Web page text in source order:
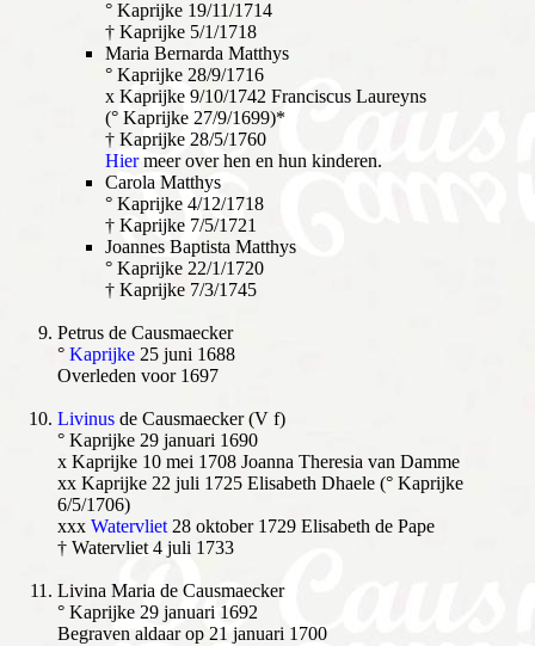
° Kaprijke 19/11/1714
† Kaprijke 5/1/1718
Maria Bernarda Matthys
° Kaprijke 28/9/1716
x Kaprijke 9/10/1742 Franciscus Laureyns
(° Kaprijke 27/9/1699)*
† Kaprijke 28/5/1760
Hiermeer over hen en hun kinderen.
Carola Matthys
° Kaprijke 4/12/1718
† Kaprijke 7/5/1721
Joannes Baptista Matthys
° Kaprijke 22/1/1720
† Kaprijke 7/3/1745
Petrus de Causmaecker
° Kaprijke 25 juni 1688
Overleden voor 1697
Livinus de Causmaecker (V f)
° Kaprijke 29 januari 1690
x Kaprijke 10 mei 1708 Joanna Theresia van Damme
xx Kaprijke 22 juli 1725 Elisabeth Dhaele (° Kaprijke
6/5/1706)
xxx Watervliet 28 oktober 1729 Elisabeth de Pape
† Watervliet 4 juli 1733
Livina Maria de Causmaecker
° Kaprijke 29 januari 1692
Begraven aldaar op 21 januari 1700